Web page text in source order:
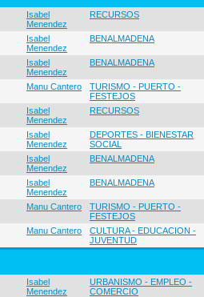
Isabel
Menendez
RECURSOS
Isabel
Menendez
BENALMADENA
Isabel
Menendez
BENALMADENA
Manu Cantero
TURISMO - PUERTO -
FESTEJOS
Isabel
Menendez
RECURSOS
Isabel
Menendez
DEPORTES - BIENESTAR
SOCIAL
Isabel
Menendez
BENALMADENA
Isabel
Menendez
BENALMADENA
Manu Cantero
TURISMO - PUERTO -
FESTEJOS
Manu Cantero
CULTURA - EDUCACION -
JUVENTUD
Isabel
Menendez
URBANISMO - EMPLEO -
COMERCIO